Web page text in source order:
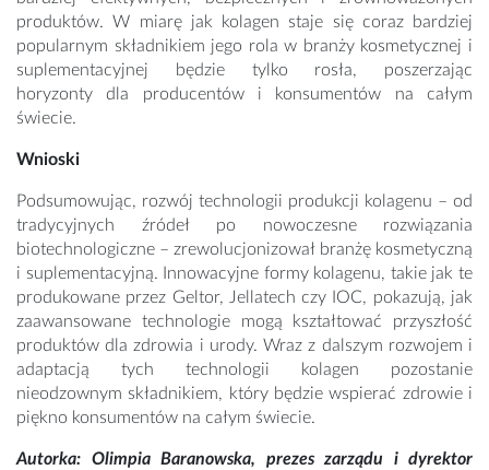
produktów. W miarę jak kolagen staje się coraz bardziej
popularnym składnikiem jego rola w branży kosmetycznej i
suplementacyjnej będzie tylko rosła, poszerzając
horyzonty dla producentów i konsumentów na całym
świecie.
Wnioski
Podsumowując, rozwój technologii produkcji kolagenu – od
tradycyjnych źródeł po nowoczesne rozwiązania
biotechnologiczne – zrewolucjonizował branżę kosmetyczną
i suplementacyjną. Innowacyjne formy kolagenu, takie jak te
produkowane przez Geltor, Jellatech czy IOC, pokazują, jak
zaawansowane technologie mogą kształtować przyszłość
produktów dla zdrowia i urody. Wraz z dalszym rozwojem i
adaptacją tych technologii kolagen pozostanie
nieodzownym składnikiem, który będzie wspierać zdrowie i
piękno konsumentów na całym świecie.
Autorka: Olimpia Baranowska, prezes zarządu i dyrektor